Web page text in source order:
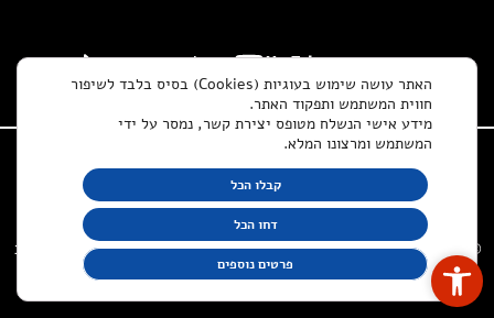
פתח סרגל נגישות
© כל הזכויות שמורות למירה בירה הפקות 2024 |
אלדד בוברוביץ' - עיצוב
גרפי ובניית אתרים | מדיניות פרטיות
האתר עושה שימוש בעוגיות (Cookies) בסיס בלבד לשיפור
חווית המשתמש ותפקוד האתר.
מידע אישי הנשלח מטופס יצירת קשר, נמסר על ידי
המשתמש ומרצונו המלא.
קבלו הכל
דחו הכל
פרטים נוספים